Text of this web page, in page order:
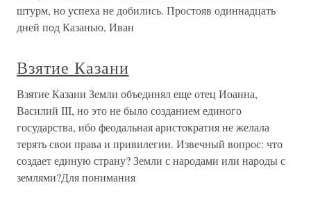
штурм, но успеха не добились. Простояв одиннадцать
дней под Казанью, Иван
Взятие Казани
Взятие Казани Земли объединял еще отец Иоанна,
Василий III, но это не было созданием единого
государства, ибо феодальная аристократия не желала
терять свои права и привилегии. Извечный вопрос: что
создает единую страну? Земли с народами или народы с
землями?Для понимания